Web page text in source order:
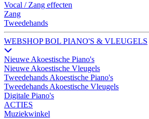
Vocal / Zang effecten
Zang
Tweedehands
WEBSHOP BOL PIANO'S & VLEUGELS
Nieuwe Akoestische Piano's
Nieuwe Akoestische Vleugels
Tweedehands Akoestische Piano's
Tweedehands Akoestische Vleugels
Digitale Piano's
ACTIES
Muziekwinkel